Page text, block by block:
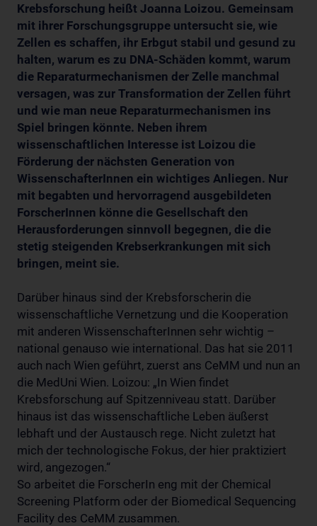
Krebsforschung heißt Joanna Loizou. Gemeinsam
mit ihrer Forschungsgruppe untersucht sie, wie
Zellen es schaffen, ihr Erbgut stabil und gesund zu
halten, warum es zu DNA-Schäden kommt, warum
die Reparaturmechanismen der Zelle manchmal
versagen, was zur Transformation der Zellen führt
und wie man neue Reparaturmechanismen ins
Spiel bringen könnte. Neben ihrem
wissenschaftlichen Interesse ist Loizou die
Förderung der nächsten Generation von
WissenschafterInnen ein wichtiges Anliegen. Nur
mit begabten und hervorragend ausgebildeten
ForscherInnen könne die Gesellschaft den
Herausforderungen sinnvoll begegnen, die die
stetig steigenden Krebserkrankungen mit sich
bringen, meint sie.
Darüber hinaus sind der Krebsforscherin die
wissenschaftliche Vernetzung und die Kooperation
mit anderen WissenschafterInnen sehr wichtig –
national genauso wie international. Das hat sie 2011
auch nach Wien geführt, zuerst ans CeMM und nun an
die MedUni Wien. Loizou: „In Wien findet
Krebsforschung auf Spitzenniveau statt. Darüber
hinaus ist das wissenschaftliche Leben äußerst
lebhaft und der Austausch rege. Nicht zuletzt hat
mich der technologische Fokus, der hier praktiziert
wird, angezogen.“
So arbeitet die ForscherIn eng mit der Chemical
Screening Platform oder der Biomedical Sequencing
Facility des CeMM zusammen.